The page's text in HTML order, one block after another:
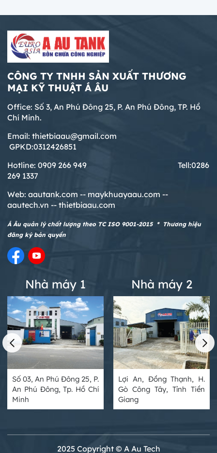
CÔNG TY TNHH SẢN XUẤT THƯƠNG
MẠI KỸ THUẬT Á ÂU
Office: Số 3, An Phú Đông 25, P. An Phú Đông, TP. Hồ
Chí Minh.
Email: thietbiaau@gmail.com
GPKD:0312426851
Hotline: 0909 266 949 Tell:0286
269 1337
Web: aautank.com -- maykhuayaau.com --
aautech.vn -- thietbiaau.com
Á Âu quản lý chất lượng theo TC ISO 9001-2015 * Thương hiệu
đăng ký bản quyền
Nhà máy 1
Số 03, An Phú Đông 25, P.
An Phú Đông, Tp. Hồ Chí
Minh
Nhà máy 2
Lợi An, Đồng Thạnh, H.
Gò Công Tây, Tỉnh Tiền
Giang
2025 Copyright © A Au Tech